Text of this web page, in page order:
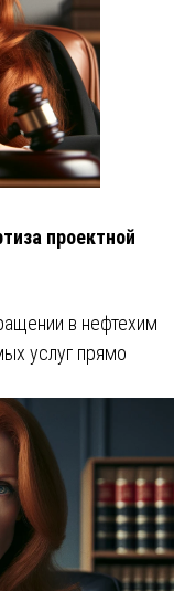
проектной
в нефтехим
услуг прямо